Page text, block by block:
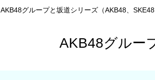
グループと坂道シリーズ（AKB48、
AKB48グルー